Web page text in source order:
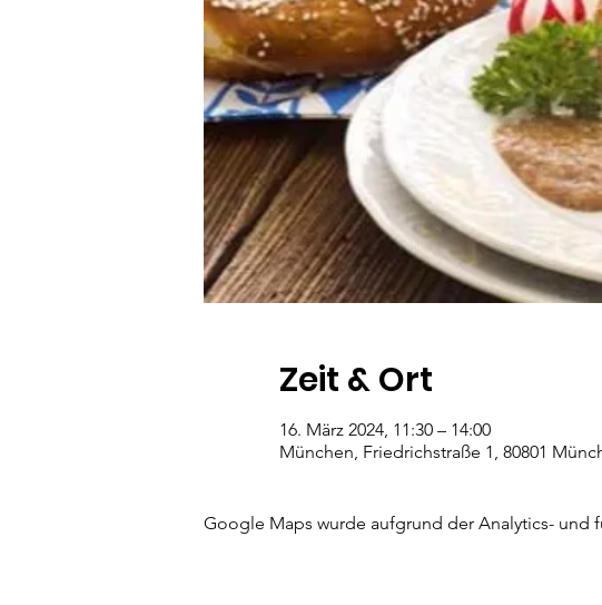
Zeit & Ort
16. März 2024, 11:30 – 14:00
München, Friedrichstraße 1, 80801
Google Maps wurde aufgrund der Analytics-